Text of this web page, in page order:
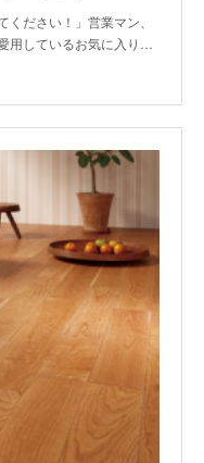
ください！」営業マン、
用しているお気に入り…